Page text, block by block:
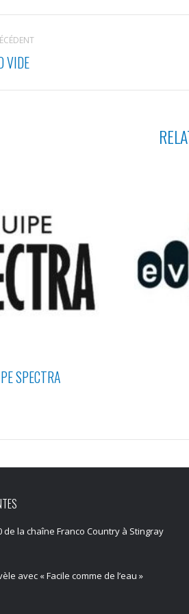
VIDE
SPECTRA
de la chaîne Franco Country à Stingray
avec « Facile comme de l’eau »